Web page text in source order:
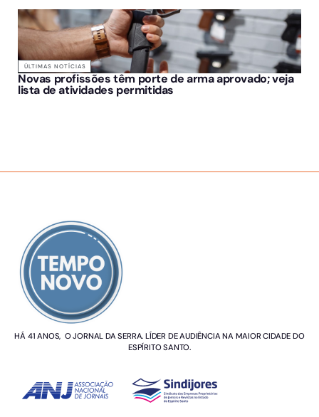
ÚLTIMAS NOTÍCIAS
Novas profissões têm porte de arma aprovado; veja
lista de atividades permitidas
HÁ 41 ANOS, O JORNAL DA SERRA. LÍDER DE AUDIÊNCIA NA MAIOR CIDADE DO
ESPÍRITO SANTO.